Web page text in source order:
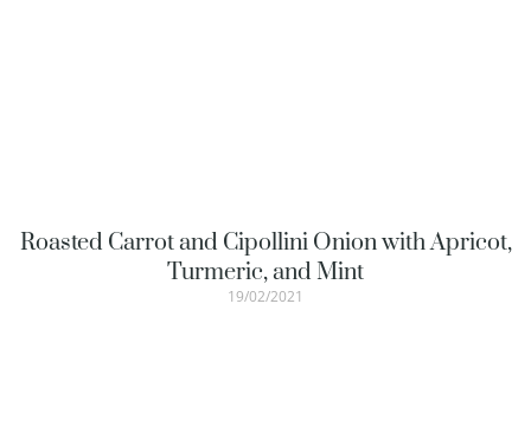
Roasted Carrot and Cipollini Onion with Apricot,
Turmeric, and Mint
19/02/2021